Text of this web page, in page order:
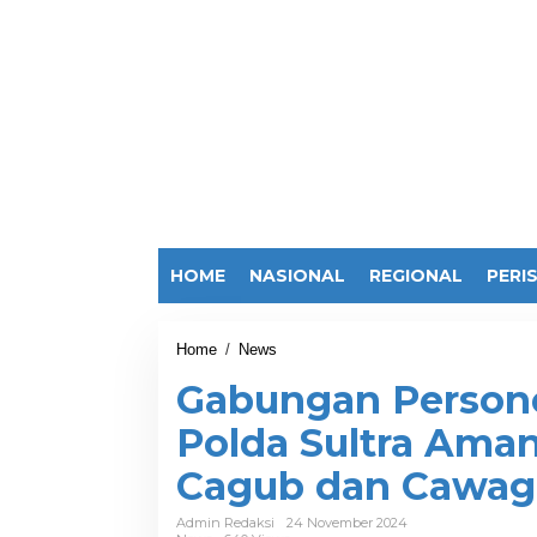
HOME NASIONAL REGIONAL
Home / News
b
u
n
g
n
P
Gabungan
Polda Sultra
Cagub dan
Admin Redaksi
24 November 2024